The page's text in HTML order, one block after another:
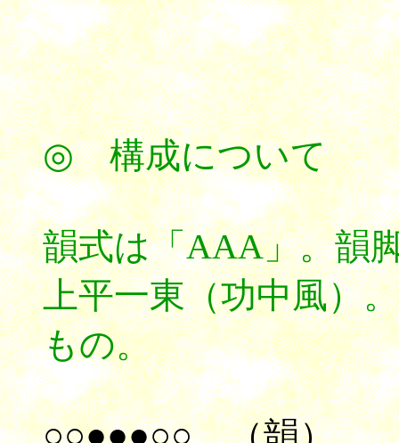
◎ 構成について
韻式は「AAA」。韻
上平一東（功中風）
もの。